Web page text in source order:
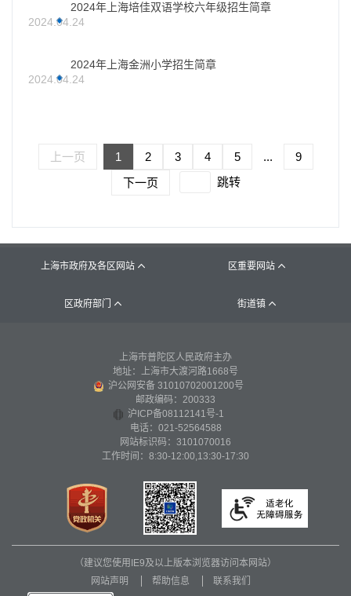
2024年上海培佳双语学校六年级招生简章
2024.04.24
2024年上海金洲小学招生简章
2024.04.24
上一页 1 2 3 4 5 ...
9
下一页
跳转
上海市政府及各区网站  区重要网站 
区政府部门  街道镇 
上海市普陀区人民政府主办
地址：上海市大渡河路1668号
沪公网安备 31010702001200号
邮政编码：200333
沪ICP备08112141号-1
电话：021-52564588
网站标识码：3101070016
工作时间：8:30-12:00,13:30-17:30
（建议您使用IE9及以上版本浏览器访问本网站）
网站声明
帮助信息 联系我们